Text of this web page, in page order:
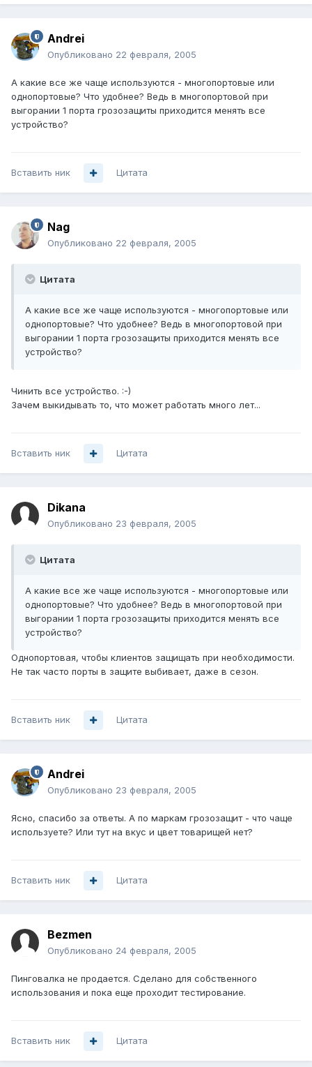
Andrei
Опубликовано 22 февраля, 2005
А какие все же чаще используются - многопортовые или
однопортовые? Что удобнее? Ведь в многопортовой при
выгорании 1 порта грозозащиты приходится менять все
устройство?
Вставить ник Цитата
Nag
Опубликовано 22 февраля, 2005
Цитата
А какие все же чаще используются - многопортовые или
однопортовые? Что удобнее? Ведь в многопортовой при
выгорании 1 порта грозозащиты приходится менять все
устройство?
Чинить все устройство. :-)
Зачем выкидывать то, что может работать много лет...
Вставить ник Цитата
Dikana
Опубликовано 23 февраля, 2005
Цитата
А какие все же чаще используются - многопортовые или
однопортовые? Что удобнее? Ведь в многопортовой при
выгорании 1 порта грозозащиты приходится менять все
устройство?
Однопортовая, чтобы клиентов защищать при необходимости.
Не так часто порты в защите выбивает, даже в сезон.
Вставить ник Цитата
Andrei
Опубликовано 23 февраля, 2005
Ясно, спасибо за ответы. А по маркам грозозащит - что чаще
используете? Или тут на вкус и цвет товарищей нет?
Вставить ник Цитата
Bezmen
Опубликовано 24 февраля, 2005
Пинговалка не продается. Сделано для собственного
использования и пока еще проходит тестирование.
Вставить ник Цитата